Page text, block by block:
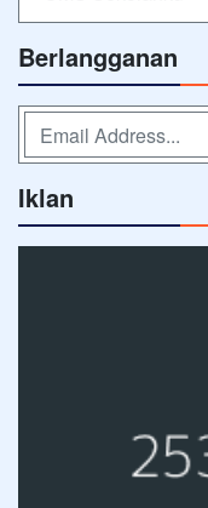
Berlangganan
Iklan